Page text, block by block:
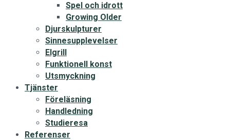
Spel och idrott
Growing Older
Djurskulpturer
Sinnesupplevelser
Elgrill
Funktionell konst
Utsmyckning
Tjänster
Föreläsning
Handledning
Studieresa
Referenser